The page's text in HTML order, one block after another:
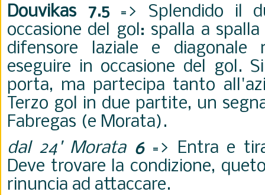
Douvikas 7.5=> Splendido il
occasione del gol: spalla a
difensore laziale e diagonale
eseguire in occasione del gol.
porta, ma partecipa tanto
Terzo gol in due partite, un
Fabregas (e Morata).
dal 24' Morata 6=> Entra e
Deve trovare la condizione,
rinuncia ad attaccare.